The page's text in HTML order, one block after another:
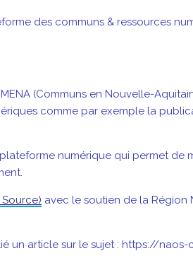
des communs & ressources
(Communs en Nouvelle-
comme par exemple la
numérique qui permet
avec le soutien de la Région
un article sur le sujet : https://